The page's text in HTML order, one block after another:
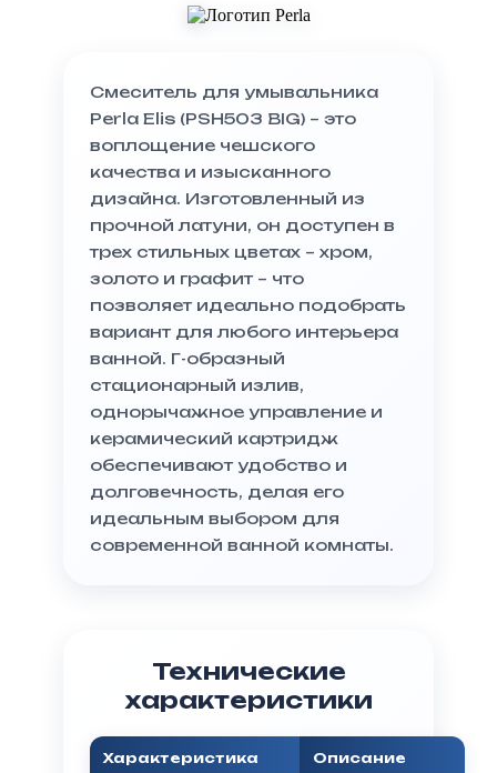
Смеситель для умывальника
Perla Elis (PSH503 BIG) – это
воплощение чешского
качества и изысканного
дизайна. Изготовленный из
прочной латуни, он доступен в
трех стильных цветах – хром,
золото и графит – что
позволяет идеально подобрать
вариант для любого интерьера
ванной. Г-образный
стационарный излив,
однорычажное управление и
керамический картридж
обеспечивают удобство и
долговечность, делая его
идеальным выбором для
современной ванной комнаты.
Технические
характеристики
Характеристика Описание